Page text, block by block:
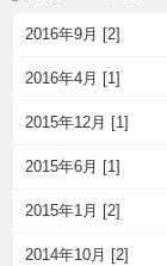
2016年9月 [2]
2016年4月 [1]
2015年12月 [1]
2015年6月 [1]
2015年1月 [2]
2014年10月 [2]